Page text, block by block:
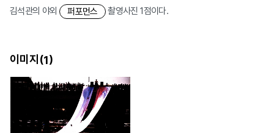
김석관의 야외 퍼포먼스 촬영사진 1점이다.
이미지(1)